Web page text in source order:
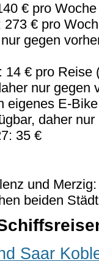
€ pro
€ pro
gegen
€ pro Reise
nur
eigenes E-
daher
35 €
und
beiden
Saar